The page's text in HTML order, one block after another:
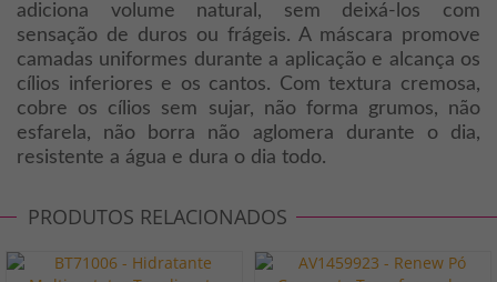
adiciona volume natural, sem deixá-los com
sensação de duros ou frágeis. A máscara promove
camadas uniformes durante a aplicação e alcança os
cílios inferiores e os cantos. Com textura cremosa,
cobre os cílios sem sujar, não forma grumos, não
esfarela, não borra não aglomera durante o dia,
resistente a água e dura o dia todo.
PRODUTOS RELACIONADOS